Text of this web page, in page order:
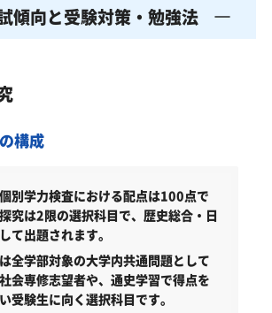
傾向と受験対策・勉強法
構成
別学力検査における配点は100点で
究は2限の選択科目で、歴史総合・日
て出題されます。
全学部対象の大学内共通問題として
会専修志望者や、通史学習で得点を
受験生に向く選択科目です。